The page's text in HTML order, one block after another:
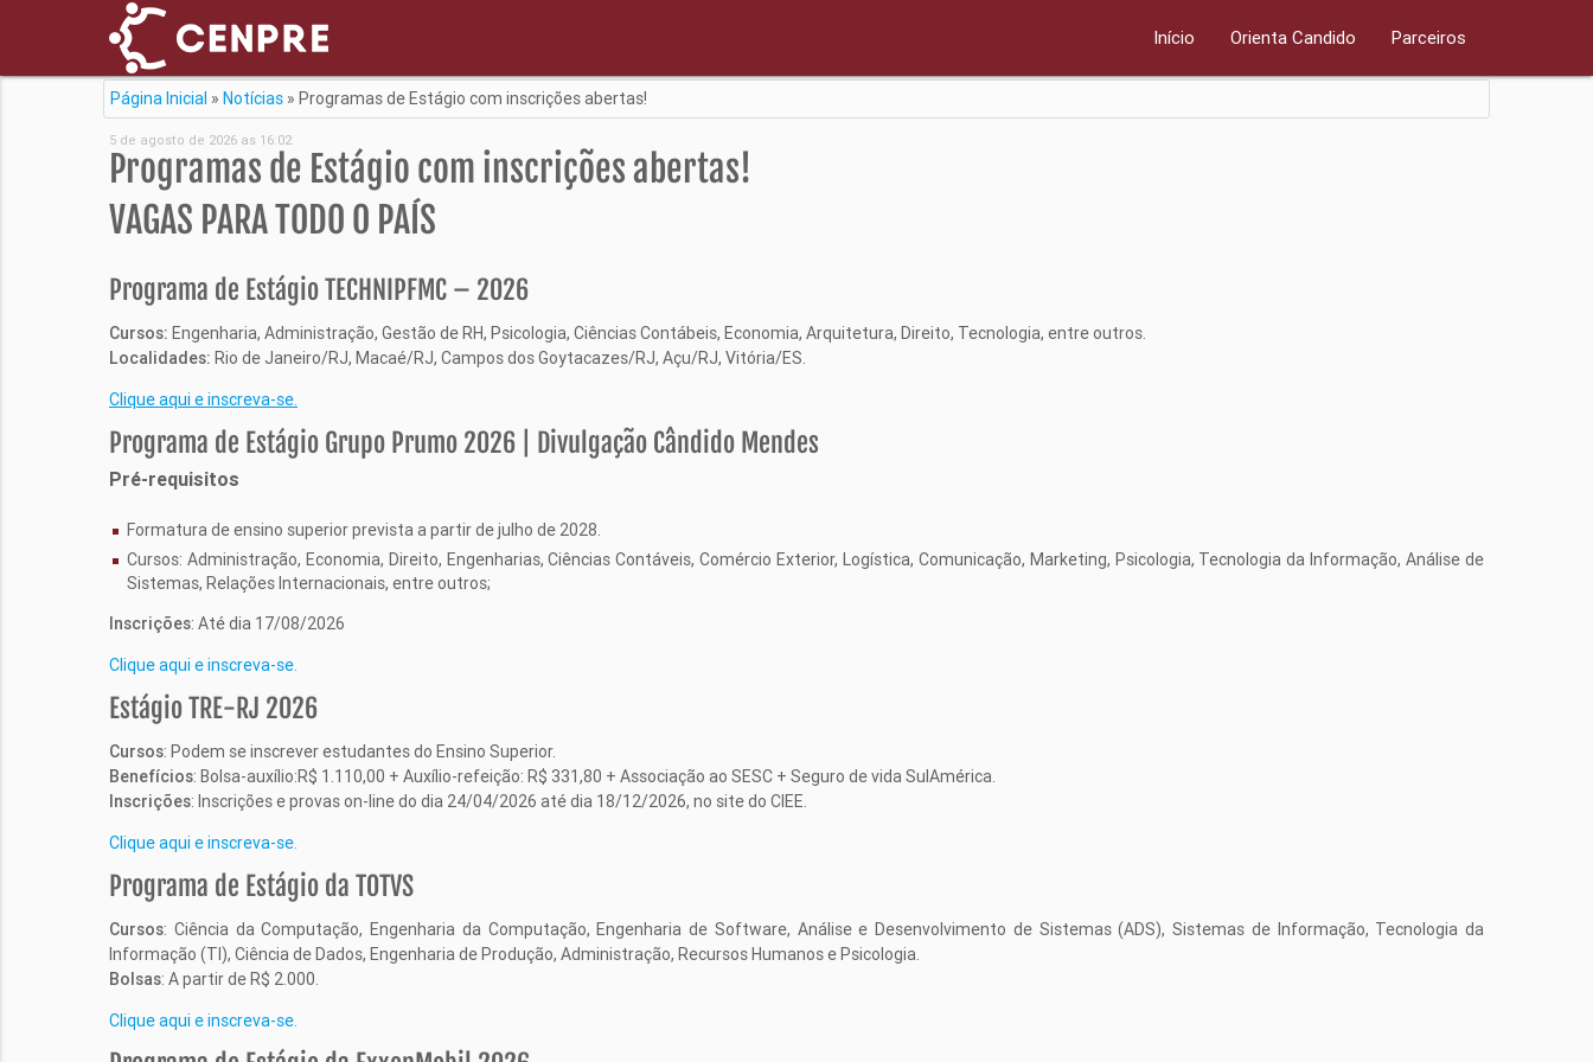
Início Orienta Candido Parceiros
Página Inicial » Notícias » Programas de Estágio com inscrições abertas!
5 de agosto de 2026 as 16:02
Programas de Estágio com inscrições abertas!
VAGAS PARA TODO O PAÍS
Programa de Estágio TECHNIPFMC – 2026
Cursos: Engenharia, Administração, Gestão de RH, Psicologia, Ciências Contábeis, Economia, Arquitetura, Direito, Tecnologia, entre outros.
Localidades: Rio de Janeiro/RJ, Macaé/RJ, Campos dos Goytacazes/RJ, Açu/RJ, Vitória/ES.
Clique aqui e inscreva-se.
Programa de Estágio Grupo Prumo 2026 | Divulgação Cândido Mendes
Pré-requisitos
Formatura de ensino superior prevista a partir de julho de 2028.
Cursos: Administração, Economia, Direito, Engenharias, Ciências Contáveis, Comércio Exterior, Logística, Comunicação, Marketing, Psicologia, Tecnologia da Informação, Análise de
Sistemas, Relações Internacionais, entre outros;
Inscrições: Até dia 17/08/2026
Clique aqui e inscreva-se.
Estágio TRE-RJ 2026
Cursos: Podem se inscrever estudantes do Ensino Superior.
Benefícios: Bolsa-auxílio:R$ 1.110,00 + Auxílio-refeição: R$ 331,80 + Associação ao SESC + Seguro de vida SulAmérica.
Inscrições: Inscrições e provas on-line do dia 24/04/2026 até dia 18/12/2026, no site do CIEE.
Clique aqui e inscreva-se.
Programa de Estágio da TOTVS
Cursos: Ciência da Computação, Engenharia da Computação, Engenharia de Software, Análise e Desenvolvimento de Sistemas (ADS), Sistemas de Informação, Tecnologia da
Informação (TI), Ciência de Dados, Engenharia de Produção, Administração, Recursos Humanos e Psicologia.
Bolsas: A partir de R$ 2.000.
Clique aqui e inscreva-se.